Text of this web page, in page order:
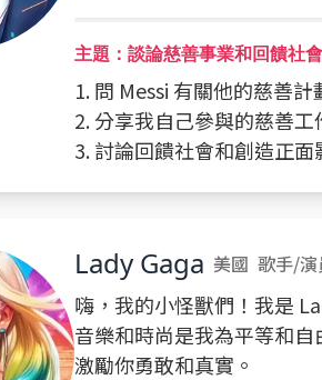
主題：談論慈善事業和回饋社會
1. 問 Messi 有關他的慈善計
2. 分享我自己參與的慈善工
3. 討論回饋社會和創造正面
Lady Gaga 美國 歌手/
嗨，我的小怪獸們！我是
音樂和時尚是我為平等和
激勵你勇敢和真實。